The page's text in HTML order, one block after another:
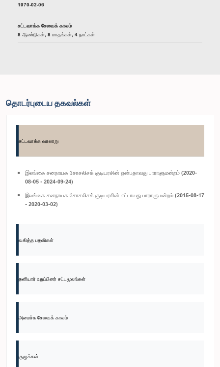
1970-02-06
சட்டவாக்க சேவைக் காலம்
8 ஆண்டுகள், 8 மாதங்கள், 4 நாட்கள்
தொடர்புடைய தகவல்கள்
சட்டவாக்க வரலாறு
இலங்கை சனநாயக சோசலிசக் குடியரசின் ஒன்பதாவது பாராளுமன்றம் (2020-
08-05 - 2024-09-24)
இலங்கை சனநாயக சோசலிசக் குடியரசின் எட்டாவது பாராளுமன்றம் (2015-08-17
- 2020-03-02)
வகித்த பதவிகள்
தனியார் உறுப்பினர் சட்டமூலங்கள்
அமைச்சு சேவைக் காலம்
குழுக்கள்